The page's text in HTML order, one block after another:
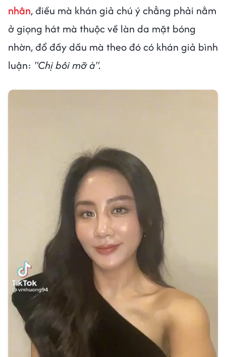
nhân, điều mà khán giả chú ý chẳng phải nằm
ở giọng hát mà thuộc về làn da mặt bóng
nhờn, đổ đầy dầu mà theo đó có khán giả bình
luận: "Chị bôi mỡ à".